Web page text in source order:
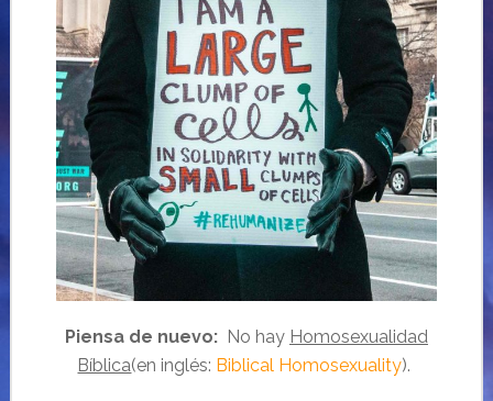
Piensa de nuevo:No hay Homosexualidad
Bíblica(en inglés: Biblical Homosexuality).